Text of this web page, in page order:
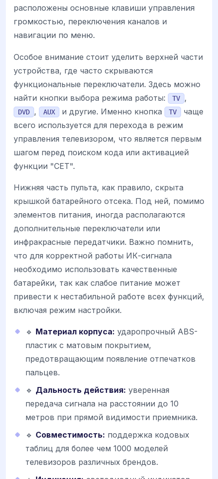
расположены основные клавиши управления
громкостью, переключения каналов и
навигации по меню.
Особое внимание стоит уделить верхней части
устройства, где часто скрываются
функциональные переключатели. Здесь можно
найти кнопки выбора режима работы:
TV ,
DVD , AUX и другие. Именно кнопка TV
чаще
всего используется для перехода в режим
управления телевизором, что является первым
шагом перед поиском кода или активацией
функции "СЕТ".
Нижняя часть пульта, как правило, скрыта
крышкой батарейного отсека. Под ней, помимо
элементов питания, иногда располагаются
дополнительные переключатели или
инфракрасные передатчики. Важно помнить,
что для корректной работы ИК-сигнала
необходимо использовать качественные
батарейки, так как слабое питание может
привести к нестабильной работе всех функций,
включая режим настройки.
🔹 Материал корпуса: ударопрочный ABS-
пластик с матовым покрытием,
предотвращающим появление отпечатков
пальцев.
🔹 Дальность действия: уверенная
передача сигнала на расстоянии до 10
метров при прямой видимости приемника.
🔹 Совместимость: поддержка кодовых
таблиц для более чем 1000 моделей
телевизоров различных брендов.